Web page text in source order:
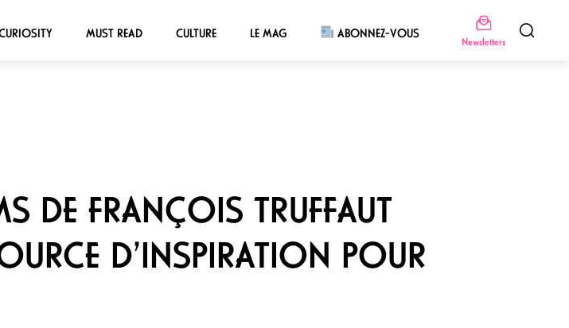
MUST READ CULTURE LE MAG ABONNEZ-VOUS
Newsletters
DE FRANÇOIS TRUFFAUT
D’INSPIRATION POUR